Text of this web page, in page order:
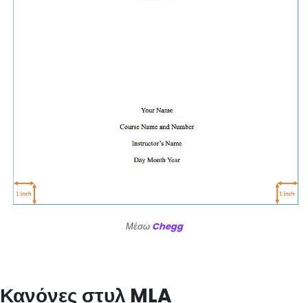
Μέσω Chegg
Κανόνες στυλ MLA